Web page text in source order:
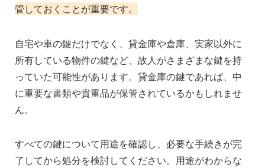
管しておくことが重要です。
自宅や車の鍵だけでなく、貸金庫や倉庫、実家以外に
所有している物件の鍵など、故人がさまざまな鍵を持
っていた可能性があります。貸金庫の鍵であれば、中
に重要な書類や貴重品が保管されているかもしれませ
ん。
すべての鍵について用途を確認し、必要な手続きが完
了してから処分を検討してください。用途がわからな